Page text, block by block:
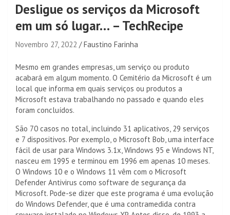
Desligue os serviços da Microsoft
em um só lugar… – TechRecipe
Novembro 27, 2022 Faustino Farinha
Mesmo em grandes empresas, um serviço ou produto
acabará em algum momento. O Cemitério da Microsoft é um
local que informa em quais serviços ou produtos a
Microsoft estava trabalhando no passado e quando eles
foram concluídos.
São 70 casos no total, incluindo 31 aplicativos, 29 serviços
e 7 dispositivos. Por exemplo, o Microsoft Bob, uma interface
fácil de usar para Windows 3.1x, Windows 95 e Windows NT,
nasceu em 1995 e terminou em 1996 em apenas 10 meses.
O Windows 10 e o Windows 11 vêm com o Microsoft
Defender Antivirus como software de segurança da
Microsoft. Pode-se dizer que este programa é uma evolução
do Windows Defender, que é uma contramedida contra